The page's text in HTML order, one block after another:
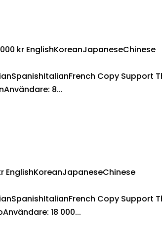
kr EnglishKoreanJapaneseChinese
Copy Support
8...
EnglishKoreanJapaneseChinese
Copy Support
18 000...